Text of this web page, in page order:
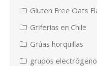
Gluten Free Oats
Griferias en Chile
Grúas horquillas
grupos